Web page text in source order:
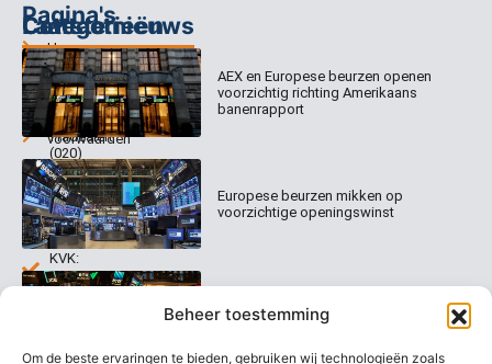
Beheer toestemming
Om de beste ervaringen te bieden, gebruiken wij technologieën zoals
Pagina's
Home
Abonnementen
Dagcommentaar
Tradealert
Organisatie
Contact
Categorieën
Columns
Dagcommentaar
Algemene
voorwaarden
Disclaimer
Welk
abonnement
kiezen
Contact
Keizersgracht
520
1017 EK
Amsterdam
(020)
231
0020
info@beurstrader.nl
KVK:
99197022
Laatste nieuws
AEX en Europese beurzen openen
voorzichtig richting Amerikaans
banenrapport
Europese beurzen mikken op
voorzichtige openingswinst
Europese beurzen blijven dicht bij
recordstanden